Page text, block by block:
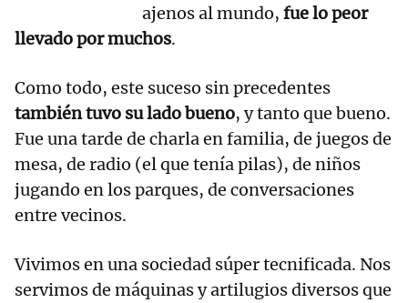
ajenos al mundo, fue lo peor
llevado por muchos.
Como todo, este suceso sin precedentes
también tuvo su lado bueno, y tanto que bueno.
Fue una tarde de charla en familia, de juegos de
mesa, de radio (el que tenía pilas), de niños
jugando en los parques, de conversaciones
entre vecinos.
Vivimos en una sociedad súper tecnificada. Nos
servimos de máquinas y artilugios diversos que